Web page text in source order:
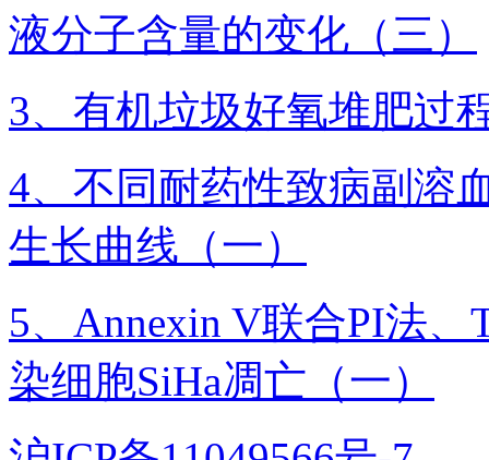
液分子含量的变化（三）
3、有机垃圾好氧堆肥过
4、不同耐药性致病副
生长曲线（一）
5、Annexin V联合PI法
染细胞SiHa凋亡（一）